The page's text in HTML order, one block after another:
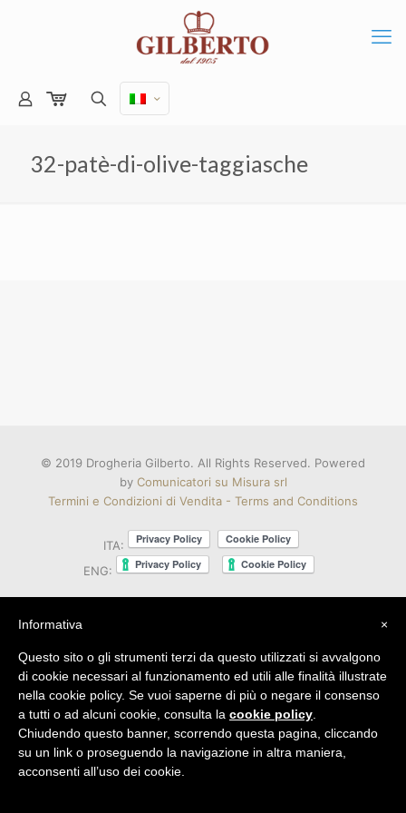
32-patè-di-olive-taggiasche
© 2019 Drogheria Gilberto. All Rights Reserved. Powered
by Comunicatori su Misura srl
Termini e Condizioni di Vendita - Terms and Conditions
ITA:
ENG:
×
Informativa
Questo sito o gli strumenti terzi da questo utilizzati si avvalgono
di cookie necessari al funzionamento ed utili alle finalità illustrate
nella cookie policy. Se vuoi saperne di più o negare il consenso
a tutti o ad alcuni cookie, consulta la cookie policy
Chiudendo questo banner, scorrendo questa pagina, cliccando
su un link o proseguendo la navigazione in altra maniera,
acconsenti all’uso dei cookie.